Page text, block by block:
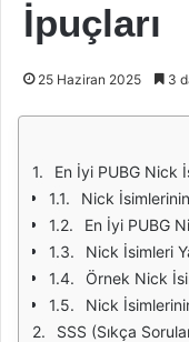
İpuçları
25 Haziran 2025 3
En İyi PUBG Nick
Nick
En İyi PUBG
Nick İsimleri
Örnek Nick
Nick
SSS (Sıkça